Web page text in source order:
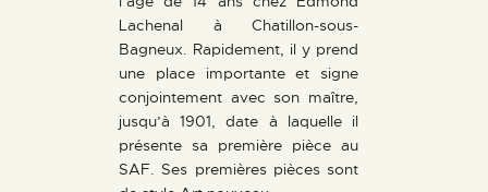
Lachenal à Chatillon-sous-
Bagneux. Rapidement, il y prend
une place importante et signe
conjointement avec son maître,
jusqu’à 1901, date à laquelle il
présente sa première pièce au
SAF. Ses premières pièces sont